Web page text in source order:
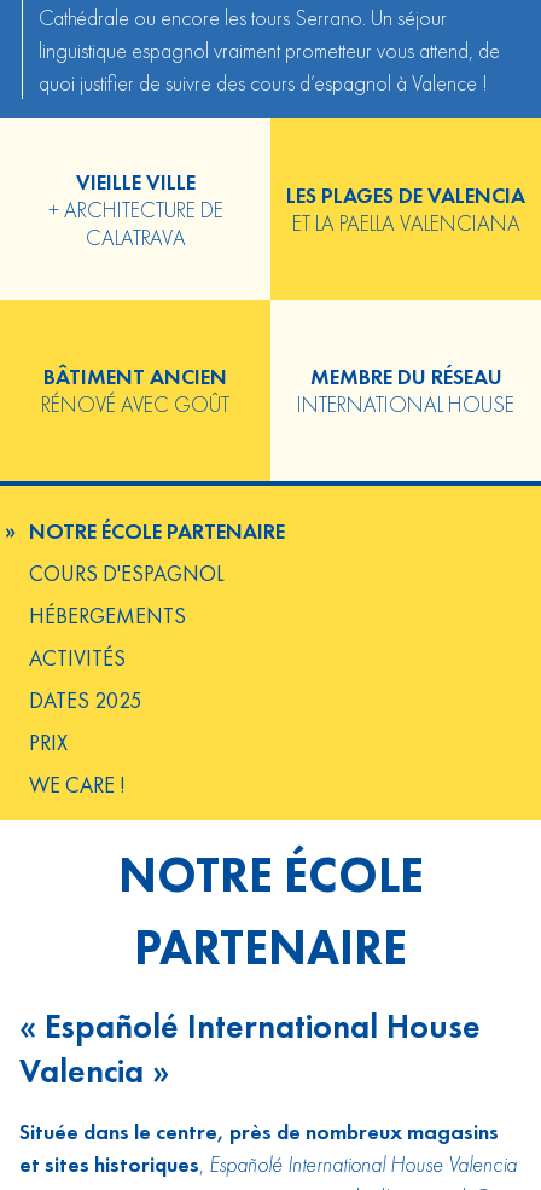
Cathédrale ou encore les tours Serrano. Un séjour
linguistique espagnol vraiment prometteur vous attend, de
quoi justifier de suivre des cours d’espagnol à Valence !
VIEILLE VILLE
+ ARCHITECTURE DE
CALATRAVA
LES PLAGES DE VALENCIA
ET LA PAELLA VALENCIANA
BÂTIMENT ANCIEN
RÉNOVÉ AVEC GOÛT
MEMBRE DU RÉSEAU
INTERNATIONAL HOUSE
NOTRE ÉCOLE PARTENAIRE
COURS D'ESPAGNOL
HÉBERGEMENTS
ACTIVITÉS
DATES 2025
PRIX
WE CARE !
NOTRE ÉCOLE
PARTENAIRE
« Españolé International House
Valencia »
Située dans le centre, près de nombreux magasins
et sites historiques, Españolé International House Valencia